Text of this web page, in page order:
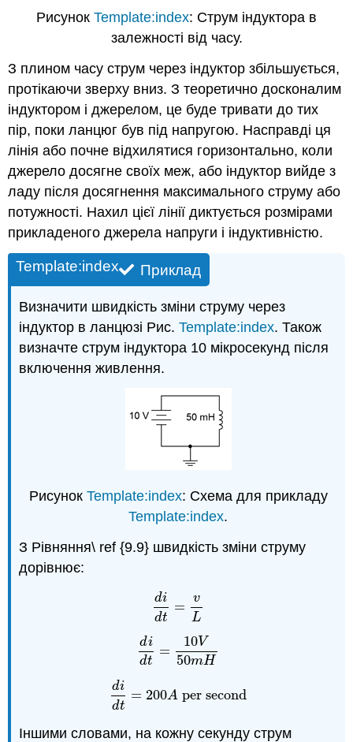
Рисунок Template:index: Струм індуктора в
залежності від часу.
З плином часу струм через індуктор збільшується,
протікаючи зверху вниз. З теоретично досконалим
індуктором і джерелом, це буде тривати до тих
пір, поки ланцюг був під напругою. Насправді ця
лінія або почне відхилятися горизонтально, коли
джерело досягне своїх меж, або індуктор вийде з
ладу після досягнення максимального струму або
потужності. Нахил цієї лінії диктується розмірами
прикладеного джерела напруги і індуктивністю.
Приклад
Template:index
Визначити швидкість зміни струму через
індуктор в ланцюзі Рис.Template:index. Також
визначте струм індуктора 10 мікросекунд після
включення живлення.
Рисунок Template:index: Схема для прикладу
Template:index.
З Рівняння\ ref {9.9} швидкість зміни струму
дорівнює:
di
dt
=
v
L
did t= vL
di
dt
=
10V
50mH
did t=10V50m
di
dt
= 200A per second
did t=200Aper second
Іншими словами, на кожну секунду струм